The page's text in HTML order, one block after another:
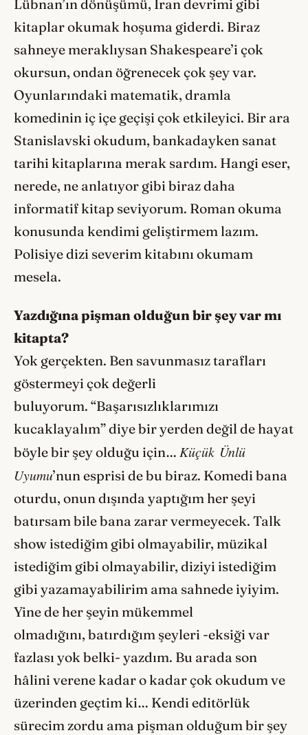
Lübnan’ın dönüşümü, İran devrimi gibi
kitaplar okumak hoşuma giderdi. Biraz
sahneye meraklıysan Shakespeare’i çok
okursun, ondan öğrenecek çok şey var.
Oyunlarındaki matematik, dramla
komedinin iç içe geçişi çok etkileyici. Bir ara
Stanislavski okudum, bankadayken sanat
tarihi kitaplarına merak sardım. Hangi eser,
nerede, ne anlatıyor gibi biraz daha
informatif kitap seviyorum. Roman okuma
konusunda kendimi geliştirmem lazım.
Polisiye dizi severim kitabını okumam
mesela.
Yazdığına pişman olduğun bir şey var mı
kitapta?
Yok gerçekten. Ben savunmasız tarafları
göstermeyi çok değerli
buluyorum. “Başarısızlıklarımızı
kucaklayalım” diye bir yerden değil de hayat
böyle bir şey olduğu için… Küçük Ünlü
Uyumu’nun esprisi de bu biraz. Komedi bana
oturdu, onun dışında yaptığım her şeyi
batırsam bile bana zarar vermeyecek. Talk
show istediğim gibi olmayabilir, müzikal
istediğim gibi olmayabilir, diziyi istediğim
gibi yazamayabilirim ama sahnede iyiyim.
Yine de her şeyin mükemmel
olmadığını, batırdığım şeyleri -eksiği var
fazlası yok belki- yazdım. Bu arada son
hâlini verene kadar o kadar çok okudum ve
üzerinden geçtim ki… Kendi editörlük
sürecim zordu ama pişman olduğum bir şey